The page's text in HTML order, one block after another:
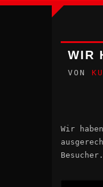
WIR
VON
Wir
Besucher.